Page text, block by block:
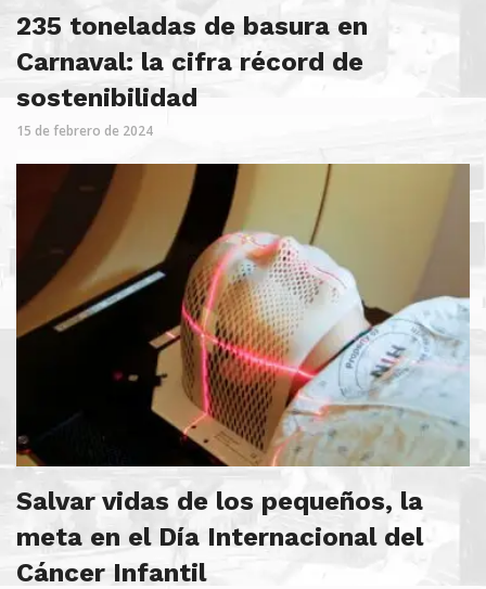
235 toneladas de basura en
Carnaval: la cifra récord de
sostenibilidad
15 de febrero de 2024
Salvar vidas de los pequeños, la
meta en el Día Internacional del
Cáncer Infantil